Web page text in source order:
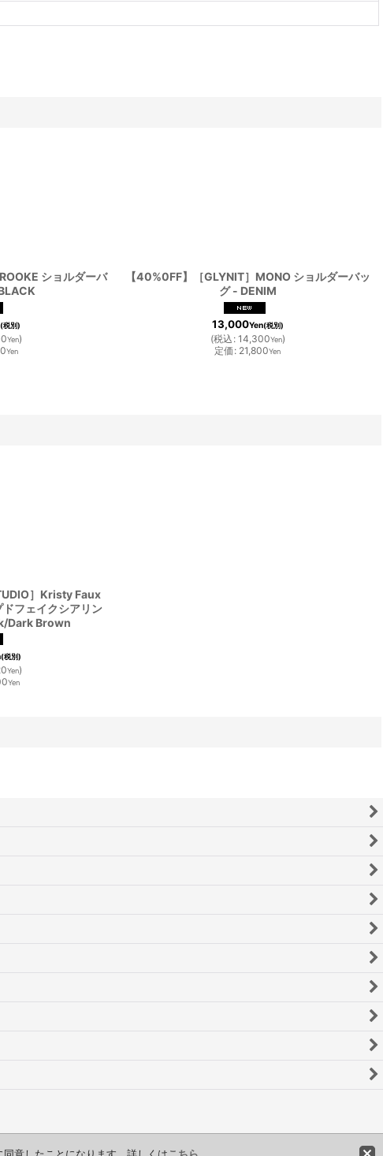
ショルダーバ
(税別)
Yen)
Yen
【40%0FF】［GLYNIT］MONO ショルダーバッ
グ - DENIM
13,000Yen(税別)
(税込 : 14,300Yen)
定価 : 21,800Yen
］Kristy Faux
フェイクシアリン
Dark Brown
(税別)
Yen)
Yen